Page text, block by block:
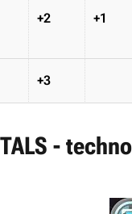
+2 +1
+3
-